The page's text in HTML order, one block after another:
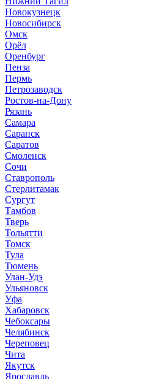
Новокузнецк
Новосибирск
Омск
Орёл
Оренбург
Пенза
Пермь
Петрозаводск
Ростов-на-Дону
Рязань
Самара
Саранск
Саратов
Смоленск
Сочи
Ставрополь
Стерлитамак
Сургут
Тамбов
Тверь
Тольятти
Томск
Тула
Тюмень
Улан-Удэ
Ульяновск
Уфа
Хабаровск
Чебоксары
Челябинск
Череповец
Чита
Якутск
Ярославль